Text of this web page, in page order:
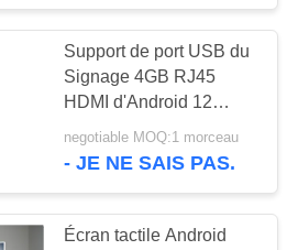
à écran
Support de port USB du
Signage 4GB RJ45
HDMI d'Android 12
Incell Digital TV
negotiable MOQ:1 morceau
- JE NE SAIS PAS.
Écran tactile Android